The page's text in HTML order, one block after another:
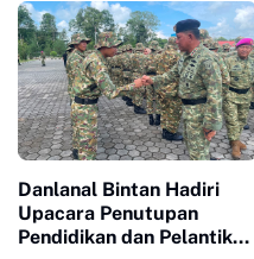
Pulau Terluar Riau
Danlanal Bintan Hadiri
Upacara Penutupan
Pendidikan dan Pelantikan